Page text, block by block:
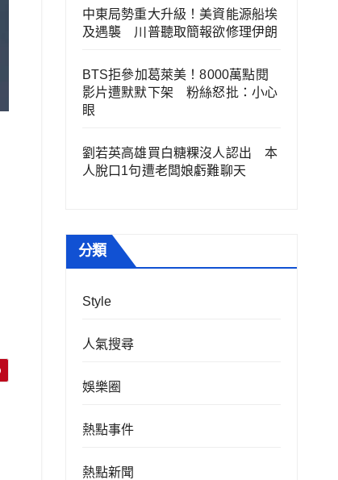
中東局勢重大升級！美資能源船埃
及遇襲 川普聽取簡報欲修理伊朗
BTS拒參加葛萊美！8000萬點閱
影片遭默默下架 粉絲怒批：小心
眼
劉若英高雄買白糖粿沒人認出 本
人脫口1句遭老闆娘虧難聊天
分類
Style
人氣搜尋
娛樂圈
熱點事件
熱點新聞